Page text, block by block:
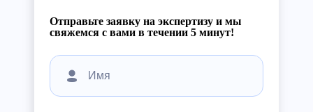
Отправьте заявку на экспертизу и мы
свяжемся с вами в течении 5 минут!